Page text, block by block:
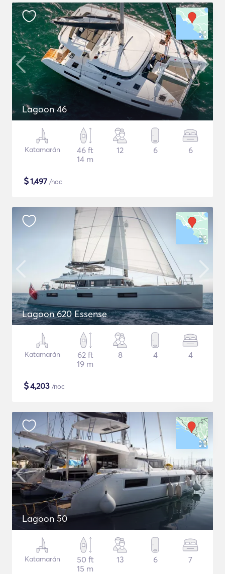
Lagoon 46
Katamarán
46 ft
14 m
12 6 6
$1,497 /noc
Lagoon 620 Essense
Katamarán
62 ft
19 m
8 4 4
$4,203 /noc
Lagoon 50
Katamarán
50 ft
15 m
13 6 7